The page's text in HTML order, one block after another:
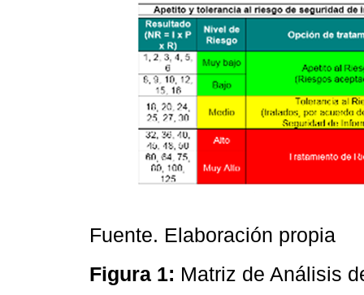
Fuente. Elaboración propia
Figura 1: Matriz de Análisis